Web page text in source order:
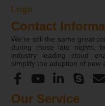
Contact
We’re still the same great
during those late nights,
industry leading cloud
simplify the adoption of new
Our Service